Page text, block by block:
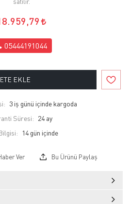
05444191044
EKLE
3 iş günü içinde kargoda
Süresi: 24 ay
Ver Bu Ürünü Paylaş